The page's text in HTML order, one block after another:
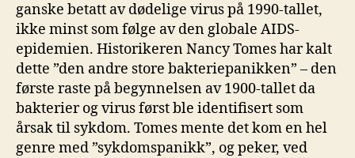
ganske betatt av dødelige virus på 1990-tallet,
ikke minst som følge av den globale AIDS-
epidemien. Historikeren Nancy Tomes har kalt
dette ”den andre store bakteriepanikken” – den
første raste på begynnelsen av 1900-tallet da
bakterier og virus først ble identifisert som
årsak til sykdom. Tomes mente det kom en hel
genre med ”sykdomspanikk”, og peker, ved